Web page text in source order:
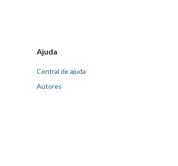
Ajuda
Central de ajuda
Autores